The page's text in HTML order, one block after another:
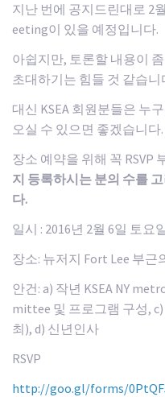
지난 번에 공지드린대로 2
eeting이 있을 예정입니다.
아쉽지만, 토론할 내용이
초대하기는 힘들 것 같습니
대신 KSEA 회원분들은 누
오실 수 있으면 좋겠습니다.
장소 예약을 위해 꼭 RSVP
지 등록하시는 분의 수를
다.
일시 : 2016년 2월 6일 토요
장소: 뉴저지 Fort Lee 부근
안건: a) 작년 KSEA NY
mittee 및 프로그램 구성, c)
최), d) 신년인사
RSVP
http://goo.gl/forms/